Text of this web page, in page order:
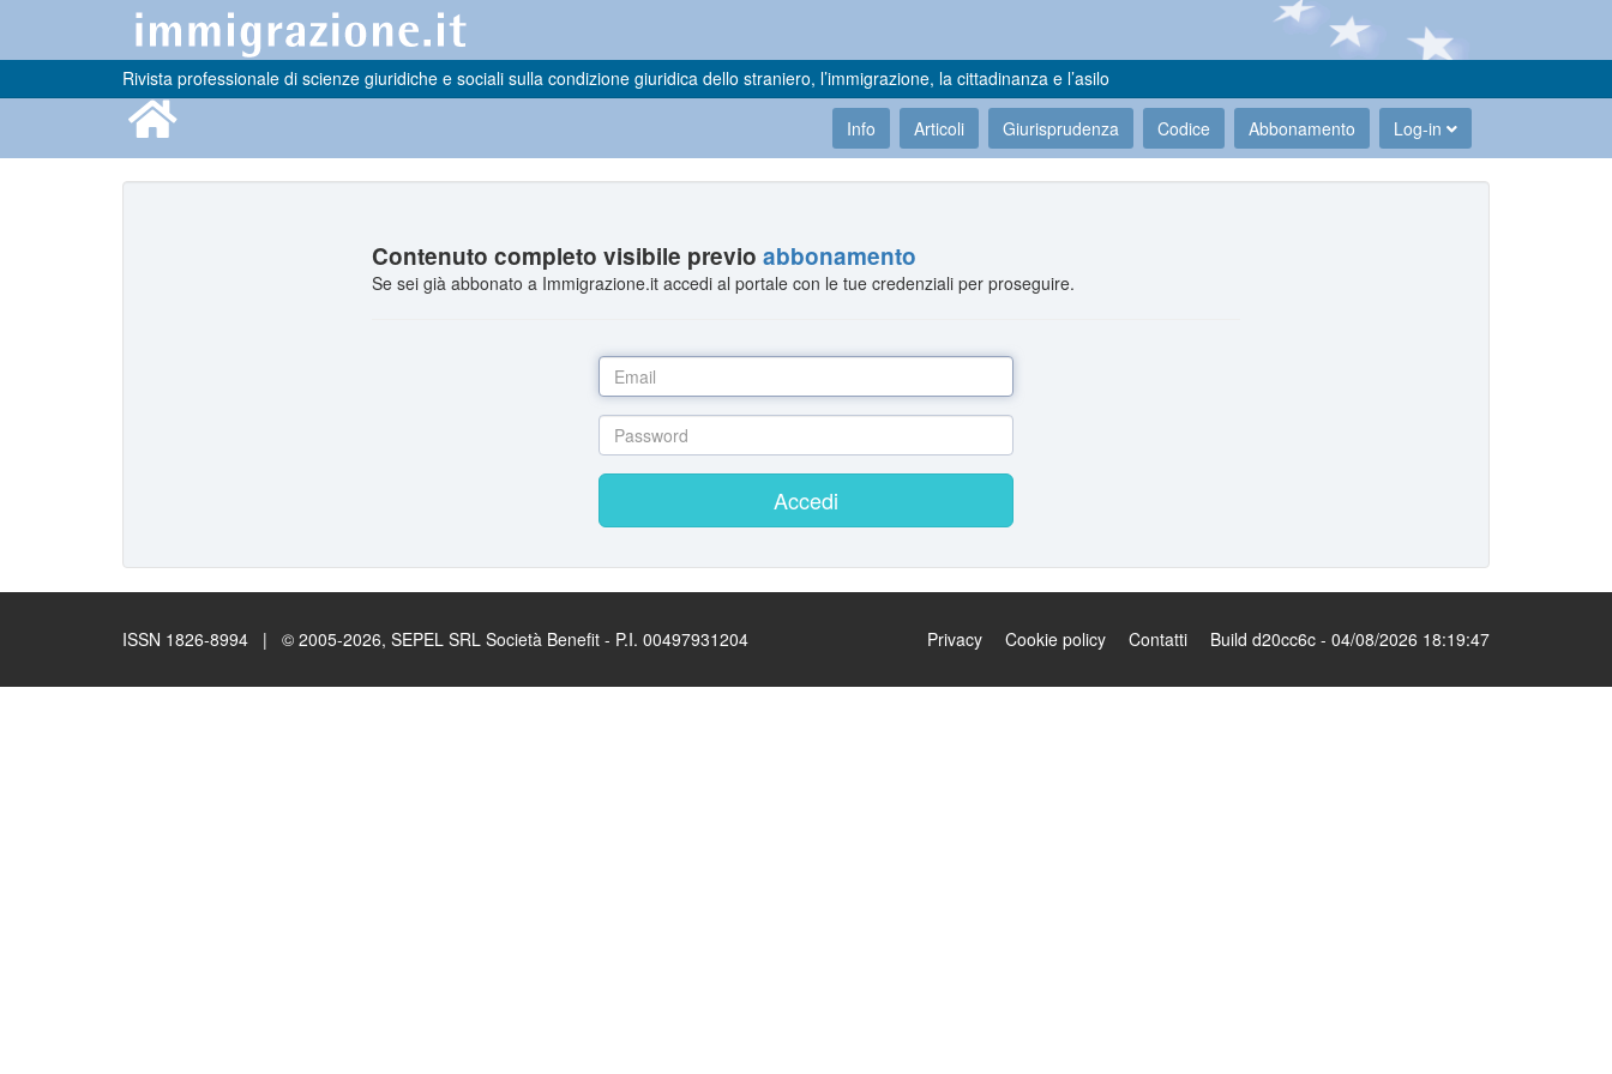
Rivista professionale di scienze giuridiche e sociali sulla condizione giuridica dello straniero, l’immigrazione, la cittadinanza e l’asilo
Info Articoli Giurisprudenza Codice Abbonamento Log-in
Contenuto completo visibile previoabbonamento
Se sei già abbonato a Immigrazione.it accedi al portale con le tue credenziali per proseguire.
Accedi
ISSN 1826-8994 | © 2005-2026, SEPEL SRL Società Benefit - P.I. 00497931204 Privacy Cookie policy Contatti Build d20cc6c - 04/08/2026 18:19:47